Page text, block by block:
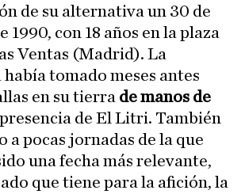
de su alternativa un 30 de
1990, con 18 años en la plaza
Ventas (Madrid). La
tomado meses antes
en su tierra de manos de
de El Litri. También
a pocas jornadas de la que
una fecha más relevante,
que tiene para la afición, la